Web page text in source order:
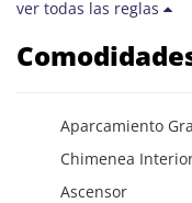
ver todas las reglas
Aparcamiento
Chimenea
Ascensor